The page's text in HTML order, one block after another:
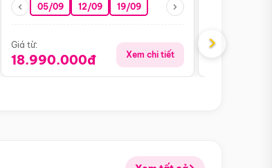
15/10 29/10
05/09 12/09 19/09
Giá từ:
18.990.000đ Xem chi tiết
Giá từ:
›